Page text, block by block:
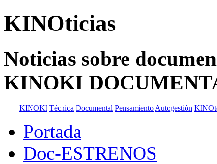
KINOticias
Noticias sobre
KINOKI
KINOKI Técnica Documental Pensamiento Autogestión
Portada
Doc-ESTRENOS